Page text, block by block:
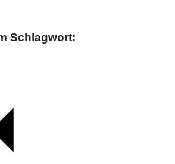
Schlagwort: